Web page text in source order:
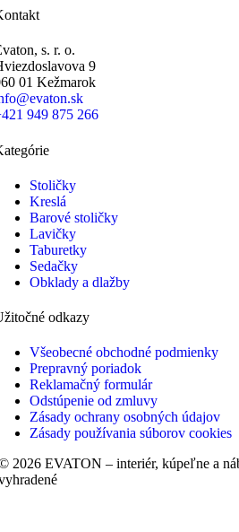
s. r. o.
9
01 Kežmarok
949 875 266
Stoličky
Kreslá
Barové stoličky
Lavičky
Taburetky
Sedačky
Obklady a dlažby
odkazy
Všeobecné obchodné podmienky
Prepravný poriadok
Reklamačný formulár
Odstúpenie od zmluvy
Zásady ochrany osobných údajov
Zásady používania súborov cookies
2026 EVATON – interiér, kúpeľne a